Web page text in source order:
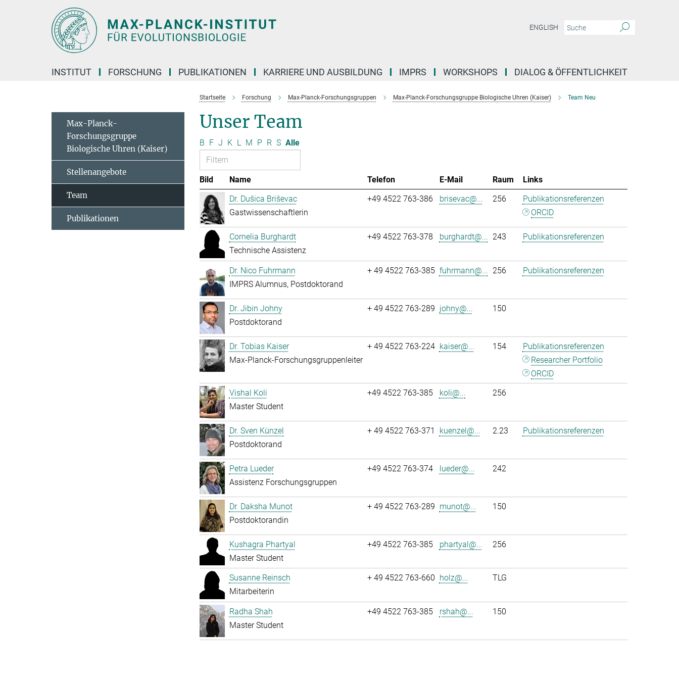
ENGLISH
INSTITUT FORSCHUNG PUBLIKATIONEN KARRIERE UND AUSBILDUNG IMPRS WORKSHOPS DIALOG & ÖFFENTLICHKEIT
Startseite Forschung Max-Planck-Forschungsgruppen Max-Planck-Forschungsgruppe Biologische Uhren (Kaiser) Team Neu
Unser Team
B F J K L M P R S Alle
Bild Name Telefon E-Mail Raum
Links
Dr. Dušica Briševac
Gastwissenschaftlerin
+49 4522 763-386 brisevac@... 256
Publikationsreferenzen
ORCID
Cornelia Burghardt
Technische Assistenz
+49 4522 763-378 burghardt@... 243 Publikationsreferenzen
Dr. Nico Fuhrmann
IMPRS Alumnus, Postdoktorand
+ 49 4522 763-385 fuhrmann@... 256 Publikationsreferenzen
Dr. Jibin Johny
Postdoktorand
+ 49 4522 763-289 johny@... 150
Dr. Tobias Kaiser
Max-Planck-Forschungsgruppenleiter
+ 49 4522 763-224 kaiser@... 154
Publikationsreferenzen
Researcher Portfolio
ORCID
Vishal Koli
Master Student
+49 4522 763-385 koli@... 256
Dr. Sven Künzel
Postdoktorand
+ 49 4522 763-371 kuenzel@... 2.23 Publikationsreferenzen
Petra Lueder
Assistenz Forschungsgruppen
+49 4522 763-374 lueder@... 242
Dr. Daksha Munot
Postdoktorandin
+ 49 4522 763-289 munot@... 150
Kushagra Phartyal
Master Student
+49 4522 763-385 phartyal@... 256
Susanne Reinsch
Mitarbeiterin
+ 49 4522 763-660 holz@... TLG
Radha Shah
Master Student
+49 4522 763-385 rshah@... 150
Max-Planck-
Forschungsgruppe
Biologische Uhren (Kaiser)
Stellenangebote
Team
Publikationen